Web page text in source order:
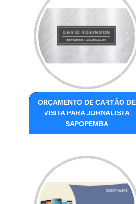
ORÇAMENTO DE CARTÃO DE
VISITA PARA JORNALISTA
SAPOPEMBA